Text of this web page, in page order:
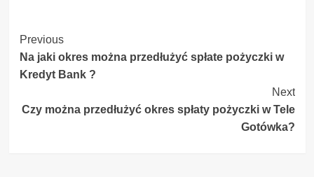
Post
Navigation
Previous
Na jaki okres można przedłużyć spłate pożyczki w
Kredyt Bank ?
Next
Czy można przedłużyć okres spłaty pożyczki w Tele
Gotówka?